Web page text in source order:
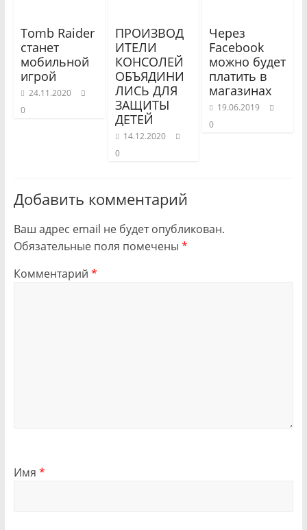
Tomb Raider
станет
мобильной
игрой
24.11.2020
0
ПРОИЗВОД
ИТЕЛИ
КОНСОЛЕЙ
ОБЪЯДИНИ
ЛИСЬ ДЛЯ
ЗАЩИТЫ
ДЕТЕЙ
14.12.2020
0
Через
Facebook
можно будет
платить в
магазинах
19.06.2019
0
Добавить комментарий
Ваш адрес email не будет опубликован.
Обязательные поля помечены *
Комментарий *
Имя *